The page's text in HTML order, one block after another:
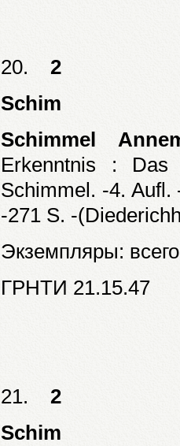
20. 2
Schim
Schimmel
Erkenntnis : Das
Schimmel. -4. Aufl.
-271 S. -
Экземпляры:
ГРНТИ 21.15.47
21. 2
Schim